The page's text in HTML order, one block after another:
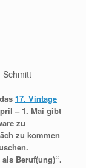
Schmitt
17. Vintage
– 1. Mai gibt
zu
zu kommen
Beruf(ung)“.